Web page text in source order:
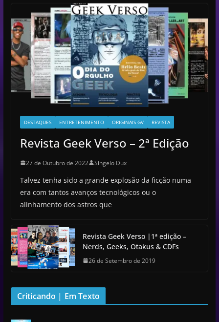
DESTAQUES ENTRETENIMENTO ORIGINAIS GV REVISTA
Revista Geek Verso – 2ª Edição
27 de Outubro de 2022 Singelo Dux
Talvez tenha sido a grande explosão da ficção numa
era com tantos avanços tecnológicos ou o
alinhamento dos astros que
Revista Geek Verso |1ª edição –
Nerds, Geeks, Otakus & CDFs
26 de Setembro de 2019
Criticando | Em Texto